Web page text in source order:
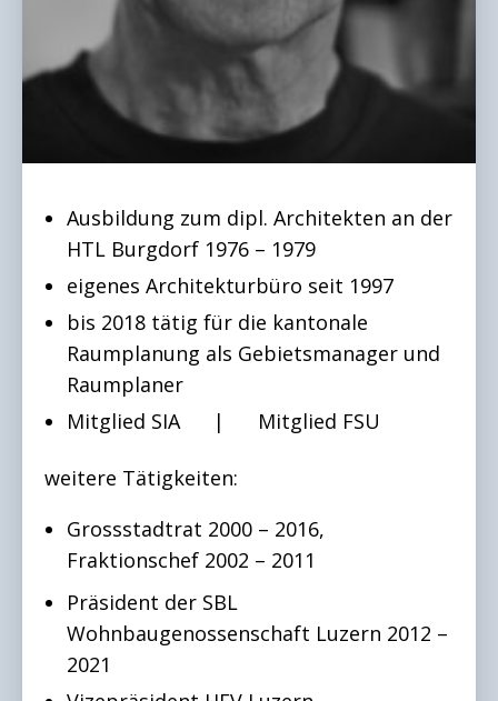
Ausbildung zum dipl. Architekten an der
HTL Burgdorf 1976 – 1979
eigenes Architekturbüro seit 1997
bis 2018 tätig für die kantonale
Raumplanung als Gebietsmanager und
Raumplaner
Mitglied SIA | Mitglied FSU
weitere Tätigkeiten:
Grossstadtrat 2000 – 2016,
Fraktionschef 2002 – 2011
Präsident der SBL
Wohnbaugenossenschaft Luzern 2012 –
2021